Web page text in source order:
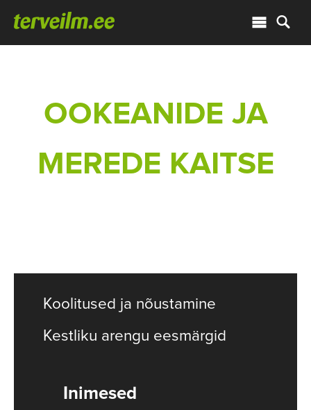
OOKEANIDE JA
MEREDE KAITSE
Koolitused ja nõustamine
Kestliku arengu eesmärgid
Inimesed